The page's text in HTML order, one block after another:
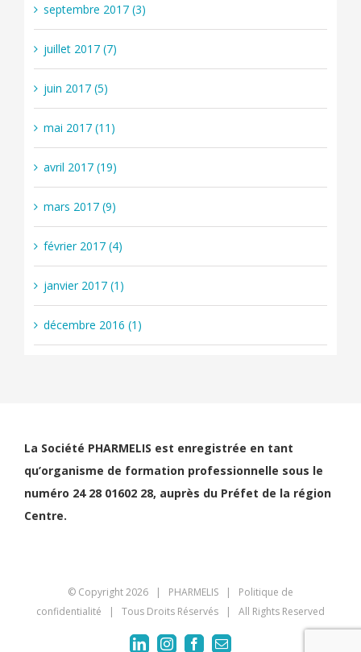
septembre 2017 (3)
juillet 2017 (7)
juin 2017 (5)
mai 2017 (11)
avril 2017 (19)
mars 2017 (9)
février 2017 (4)
janvier 2017 (1)
décembre 2016 (1)
La Société PHARMELIS est enregistrée en tant
qu’organisme de formation professionnelle sous le
numéro 24 28 01602 28, auprès du Préfet de la région
Centre.
© Copyright2026 | PHARMELIS | Politique de
confidentialité | Tous Droits Réservés | All Rights Reserved
LinkedInInstagramFacebook
Email